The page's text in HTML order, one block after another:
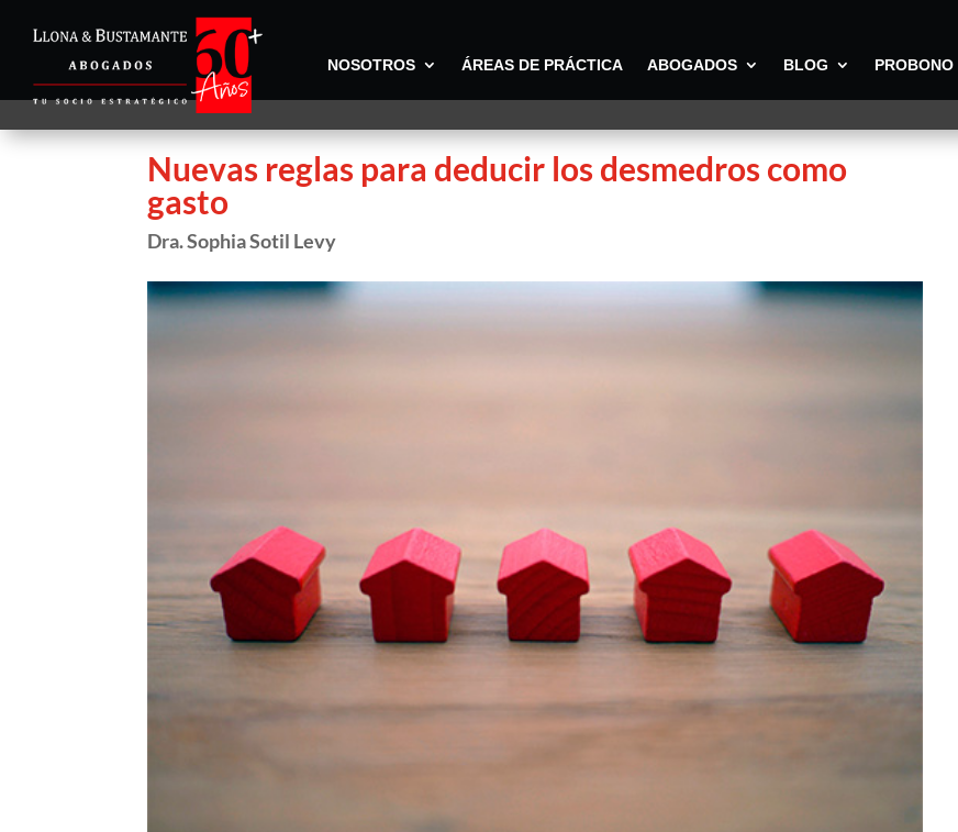
NOSOTROS ÁREAS DE PRÁCTICA ABOGADOS BLOG PROBONO
Nuevas reglas para deducir los desmedros como
gasto
Dra. Sophia Sotil Levy